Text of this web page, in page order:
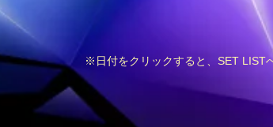
※日付をクリックすると、SET LIST